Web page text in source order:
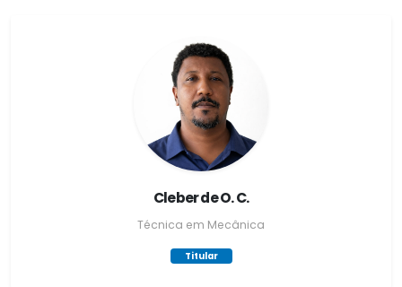
Cleber de O. C.
Técnica em Mecânica
Titular